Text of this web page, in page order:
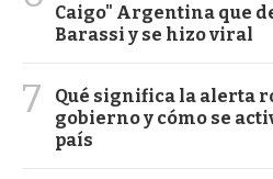
Caigo" Argentina que
Barassi y se hizo viral
7
Qué significa la alerta
gobierno y cómo se
país